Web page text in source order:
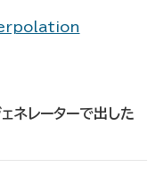
レーターで出した